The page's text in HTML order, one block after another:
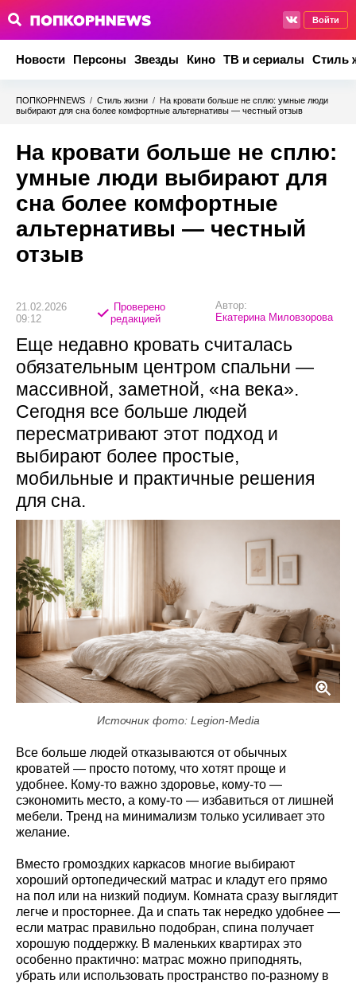
Войти
Новости Персоны Звезды Кино ТВ и сериалы Стиль
ПОПКОРНNEWS / Стиль жизни / На кровати больше не сплю: умные люди
выбирают для сна более комфортные альтернативы — честный отзыв
На кровати больше не сплю:
умные люди выбирают для
сна более комфортные
альтернативы — честный
отзыв
21.02.2026
09:12
Проверено
редакцией
Автор:
Екатерина Миловзорова
Еще недавно кровать считалась
обязательным центром спальни —
массивной, заметной, «на века».
Сегодня все больше людей
пересматривают этот подход и
выбирают более простые,
мобильные и практичные решения
для сна.
Источник фото: Legion-Media
Все больше людей отказываются от обычных
кроватей — просто потому, что хотят проще и
удобнее. Кому-то важно здоровье, кому-то —
сэкономить место, а кому-то — избавиться от лишней
мебели. Тренд на минимализм только усиливает это
желание.
Вместо громоздких каркасов многие выбирают
хороший ортопедический матрас и кладут его прямо
на пол или на низкий подиум. Комната сразу выглядит
легче и просторнее. Да и спать так нередко удобнее —
если матрас правильно подобран, спина получает
хорошую поддержку. В маленьких квартирах это
особенно практично: матрас можно приподнять,
убрать или использовать пространство по-разному в